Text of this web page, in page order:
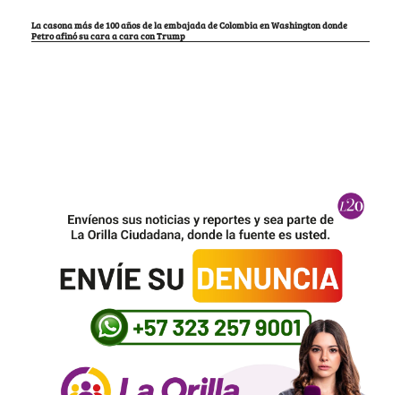
La casona más de 100 años de la embajada de Colombia en Washington donde
Petro afinó su cara a cara con Trump